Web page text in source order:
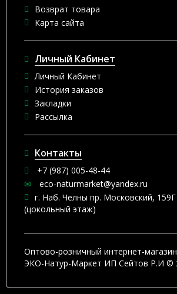
Возврат товара
Карта сайта
Личный Кабинет
Личный Кабинет
История заказов
Закладки
Рассылка
Контакты
+7 (987) 005-48-44
eco-naturmarket@yandex.ru
г. Наб. Челны пр. Московский,
(цокольный этаж)
Оптово-розничный интернет-
ЭКО-Натур-Маркет ИП Сейтов Р.И ©